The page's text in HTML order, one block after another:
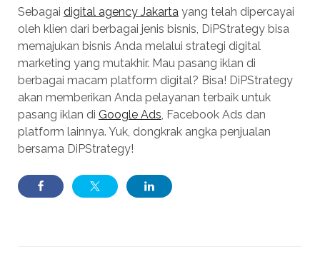
Sebagai digital agency Jakartayang telah dipercayai
oleh klien dari berbagai jenis bisnis, DiPStrategy bisa
memajukan bisnis Anda melalui strategi digital
marketing yang mutakhir. Mau pasang iklan di
berbagai macam platform digital? Bisa! DiPStrategy
akan memberikan Anda pelayanan terbaik untuk
pasang iklan di Google Ads, Facebook Ads dan
platform lainnya. Yuk, dongkrak angka penjualan
bersama DiPStrategy!